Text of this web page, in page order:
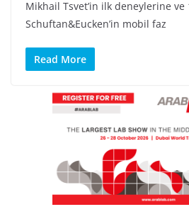
Mikhail Tsvet’in ilk deneylerine ve
Schuftan&Eucken’in mobil faz
Read More